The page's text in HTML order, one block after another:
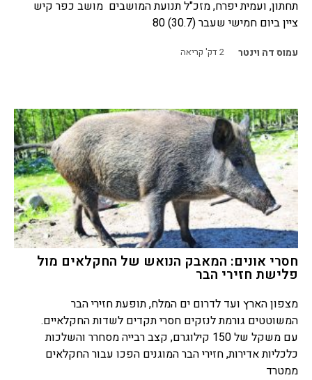
תחתון, ועמית יפרח, מזכ"ל תנועת המושבים מושב כפר קיש
ציין ביום חמישי שעבר (30.7) 80
עמוס דה וינטר 2דק' קריאה
חסרי אונים: המאבק הנואש של החקלאים מול
פלישת חזירי הבר
מצפון הארץ ועד לדרום ים המלח, תופעת חזירי הבר
המשוטטים גורמת לנזקים חסרי תקדים לשדות החקלאיים.
עם משקל של 150 קילוגרם, קצב רבייה מסחרר והשלכות
כלכליות אדירות, חזירי הבר המוגנים הפכו עבור החקלאים
ממטרד